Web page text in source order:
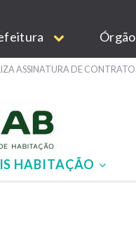
ASSINATURA DE
HABITAÇÃO